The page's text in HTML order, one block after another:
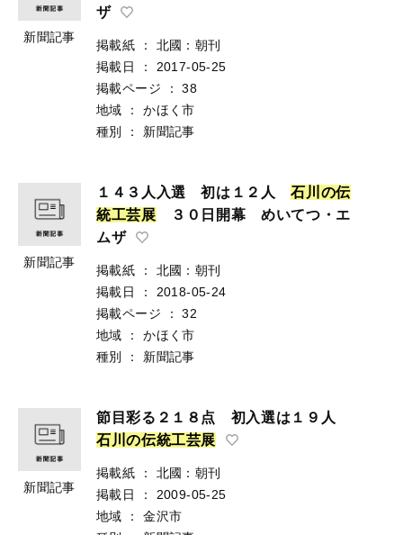
新聞記事
ザ
掲載紙 ：
北國：朝刊
掲載日
：
2017-05-25
掲載ページ
：
38
地域
：
かほく市
種別
： 新聞記事
新聞記事
１４３人入選 初は１２人石 川 の伝
統工芸展 ３０日開幕 めいてつ・エ
ムザ
掲載紙 ：
北國：朝刊
掲載日
：
2018-05-24
掲載ページ
：
32
地域
：
かほく市
種別
： 新聞記事
新聞記事
節目彩る２１８点 初入選は１９人
石 川の伝統工芸展
掲載紙 ：
北國：朝刊
掲載日
：
2009-05-25
地域
：
金沢市